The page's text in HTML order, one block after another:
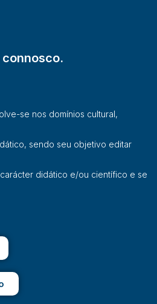
se nos domínios cultural,
sendo seu objetivo editar
didático e/ou científico e se